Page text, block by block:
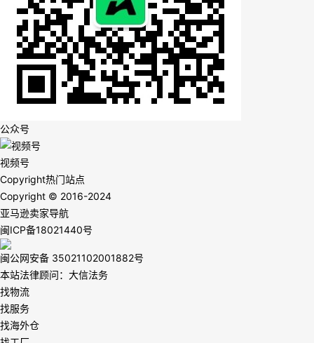
公众号
视频号
Copyright热门站点
Copyright © 2016-2024
亚马逊卖家导航
闽ICP备18021440号
闽公网安备 35021102001882号
本站法律顾问：大信法务
找物流
找服务
找海外仓